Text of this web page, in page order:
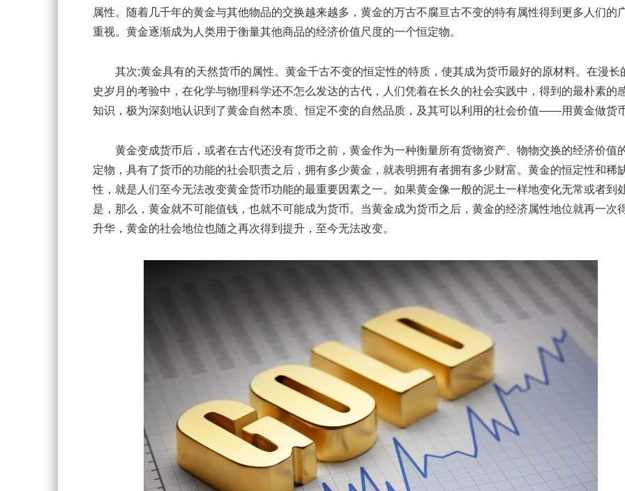
属性。随着几千年的黄金与其他物品的交换越来越多，黄金的万古不腐亘古不变的特有属性得到更多人们的
重视。黄金逐渐成为人类用于衡量其他商品的经济价值尺度的一个恒定物。
其次;黄金具有的天然货币的属性。黄金千古不变的恒定性的特质，使其成为货币最好的原材料。在漫长
史岁月的考验中，在化学与物理科学还不怎么发达的古代，人们凭着在长久的社会实践中，得到的最朴素的
知识，极为深刻地认识到了黄金自然本质、恒定不变的自然品质，及其可以利用的社会价值——用黄金做货
黄金变成货币后，或者在古代还没有货币之前，黄金作为一种衡量所有货物资产、物物交换的经济价值
定物，具有了货币的功能的社会职责之后，拥有多少黄金，就表明拥有者拥有多少财富。黄金的恒定性和稀
性，就是人们至今无法改变黄金货币功能的最重要因素之一。如果黄金像一般的泥土一样地变化无常或者到
是，那么，黄金就不可能值钱，也就不可能成为货币。当黄金成为货币之后，黄金的经济属性地位就再一次
升华，黄金的社会地位也随之再次得到提升，至今无法改变。